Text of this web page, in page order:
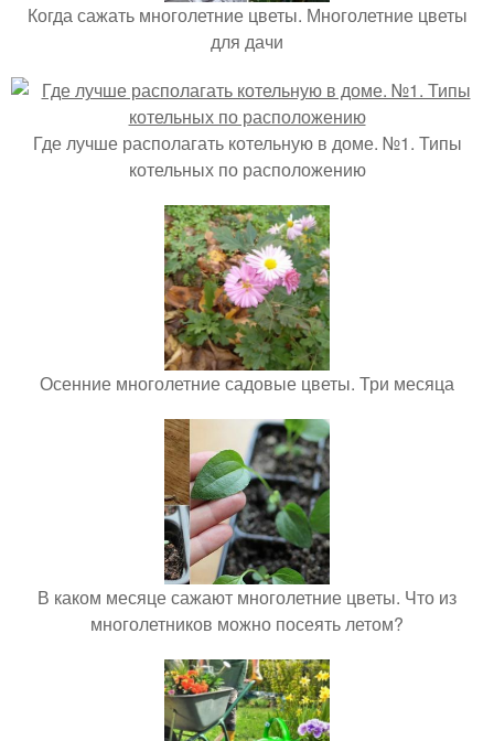
Когда сажать многолетние цветы. Многолетние цветы
для дачи
Где лучше располагать котельную в доме. №1. Типы
котельных по расположению
Осенние многолетние садовые цветы. Три месяца
В каком месяце сажают многолетние цветы. Что из
многолетников можно посеять летом?